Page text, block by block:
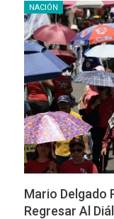
NACIÓN
Mario Delgado
Regresar Al